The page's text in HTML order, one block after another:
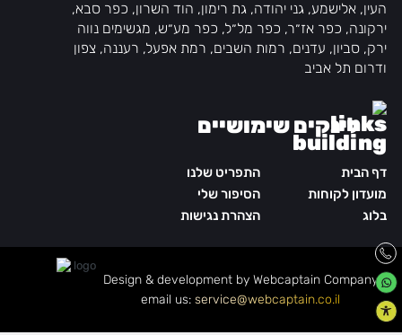
העין, אלישמע, גני יהודה, גת רימון, הוד השרון, כפר סבא,
ירקונה, כפר אז״ר, כפר מל״ל, כפר מע״ש, מגשימים נווה
ירק, סביון, עדנים, רמות השבים, רמת אפעל, רעננה, צפון
ודרום תל אביב
לינקים שימושיים
דף הבית
התפריט שלנו
מועדון לקוחות
הסיפור שלי
בלוג
הצהרת נגישות
Design & development by Webcaptain Company
|
email us: service@webcaptain.co.il